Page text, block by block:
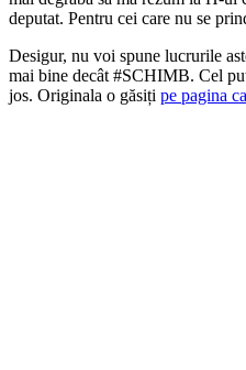
deputat. Pentru cei care nu se
Desigur, nu voi spune lucrurile
mai bine decât #SCHIMB. Cel
jos. Originala o găsiți pe pagina